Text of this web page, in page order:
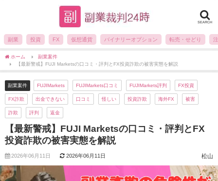
SEARCH
副業 投資 FX 仮想通貨 バイナリーオプション 転売・せどり
ホーム
副業案件
【最新警戒】FUJI Marketsの口コミ・評判とFX投資詐欺の被害実態を解説
副業案件 FUJIMarkets FUJIMarkets口コミ FUJIMarkets評判 FX投資
FX詐欺 出金できない 口コミ 怪しい 投資詐欺 海外FX 被害
詐欺 評判 返金
【最新警戒】FUJI Marketsの口コミ・評判とFX
投資詐欺の被害実態を解説
2026年06月11日 2026年06月11日 松山